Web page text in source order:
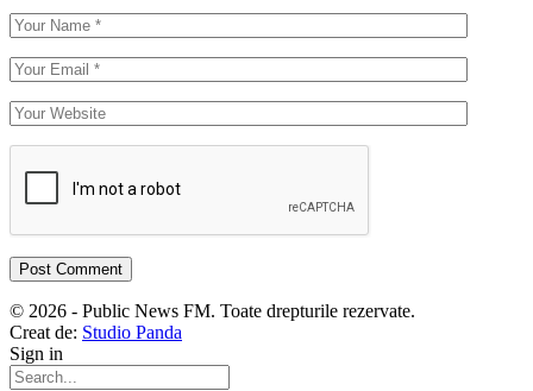
© 2026 - Public News FM. Toate drepturile rezervate.
Creat de: Studio Panda
Sign in